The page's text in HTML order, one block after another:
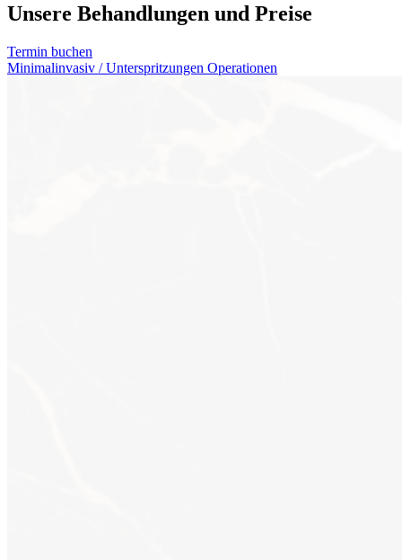
Unsere Behandlungen und Preise
Termin buchen
Minimalinvasiv / Unterspritzungen Operationen